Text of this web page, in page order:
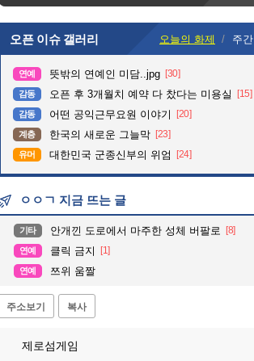
오픈 이슈 갤러리 오늘의 화제 주간
연예 뜻밖의 연예인 미담..jpg [30]
감동 오픈 후 3개월치 예약 다 찼다는 미용실 [15]
감동 어떤 공익근무요원 이야기 [20]
계층 한국의 새로운 그늘막 [23]
유머 대한민국 군종신부의 위엄 [24]
ㅇㅇㄱ 지금 뜨는 글
기타 안개낀 도로에서 마주한 성체 버팔로 [8]
연예 클릭 금지 [1]
연예 쯔위 움짤
주소보기 복사
제로섬게임